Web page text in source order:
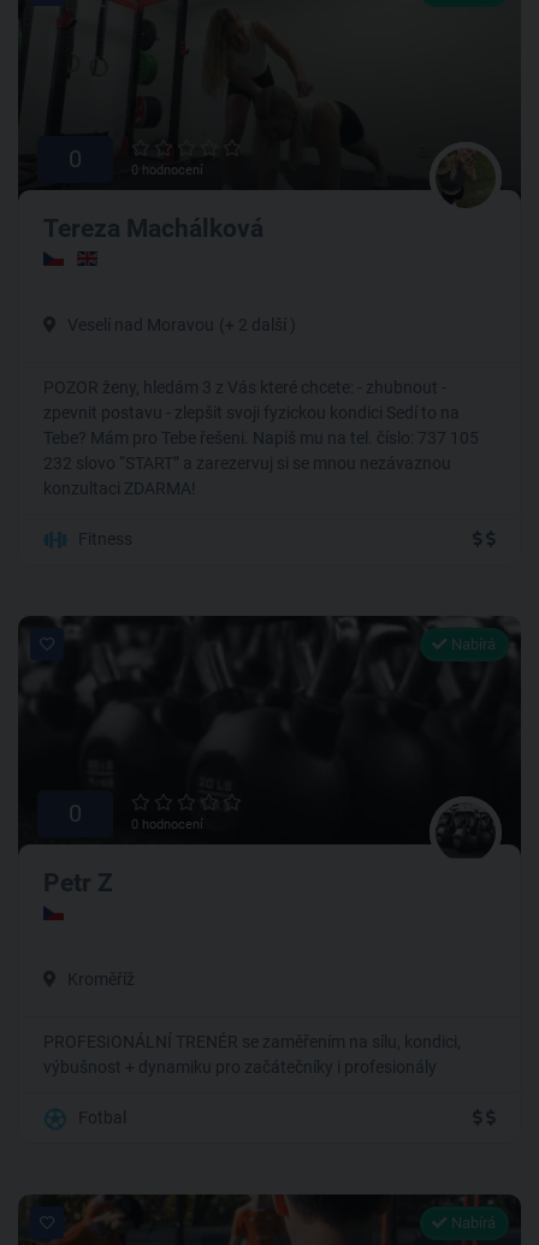
0 0 hodnocení
Tereza Machálková
Veselí nad Moravou (+ 2 další )
POZOR ženy, hledám 3 z Vás které chcete: - zhubnout -
zpevnit postavu - zlepšit svoji fyzickou kondici Sedí to na
Tebe? Mám pro Tebe řešeni. Napiš mu na tel. číslo: 737 105
232 slovo “START” a zarezervuj si se mnou nezávaznou
konzultaci ZDARMA!
Fitness
Nabírá
0 0 hodnocení
Petr Z
Kroměříž
PROFESIONÁLNÍ TRENÉR se zaměřením na sílu, kondici,
výbušnost + dynamiku pro začátečníky i profesionály
Fotbal
Nabírá